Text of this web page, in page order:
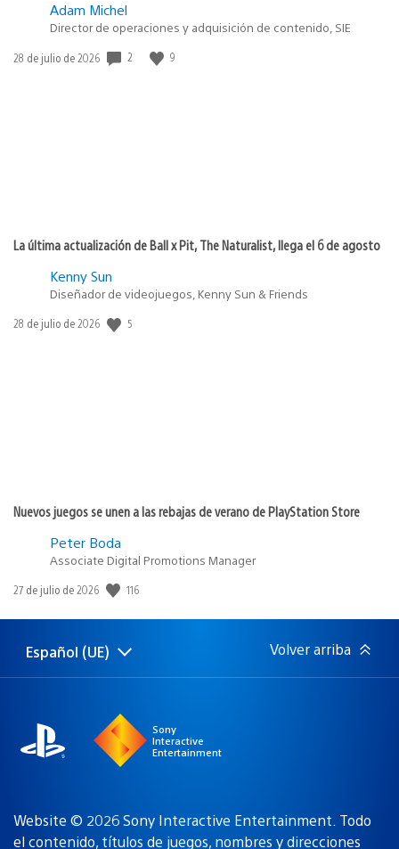
Adam Michel
Director de operaciones y adquisición de contenido, SIE
Fecha
28 de julio de 2026 2 9
La última actualización de Ball x Pit, The Naturalist, llega el 6 de agosto
Kenny Sun
Diseñador de videojuegos, Kenny Sun & Friends
Fecha
28 de julio de 2026 5
Nuevos juegos se unen a las rebajas de verano de PlayStation Store
Peter Boda
Associate Digital Promotions Manager
Fecha
publicación:
27 de julio de 2026 116
Selecciona
una
Región
actual:
Español (UE) Volver arriba
Sony
Interactive
Entertainment
Website © 2026 Sony Interactive Entertainment. Todo
el contenido, títulos de juegos, nombres y direcciones